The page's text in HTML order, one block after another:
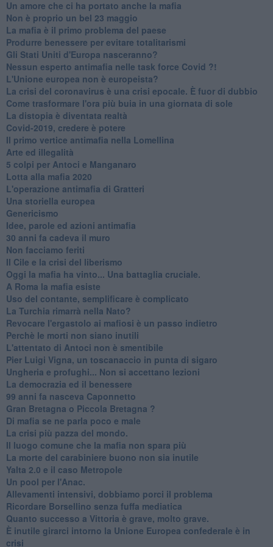
Un amore che ci ha portato anche la mafia
Non è proprio un bel 23 maggio
La mafia è il primo problema del paese
Produrre benessere per evitare totalitarismi
Gli Stati Uniti d'Europa nasceranno?
Nessun esperto antimafia nelle task force Covid ?!
L'Unione europea non è europeista?
La crisi del coronavirus è una crisi epocale. È fuor di dubbio
Come trasformare l'ora più buia in una giornata di sole
​La distopia è diventata realtà
Covid-2019, credere è potere
Il primo vertice antimafia nella Lomellina
Arte ed illegalità
​5 colpi per Antoci e Manganaro
Lotta alla mafia 2020
L'operazione antimafia di Gratteri
Una storiella europea
Genericismo
Idee, parole ed azioni antimafia
30 anni fa cadeva il muro
Non facciamo feriti
Il Cile e la crisi del liberismo
Oggi la mafia ha vinto... Una battaglia cruciale.
A Roma la mafia esiste
Uso del contante, semplificare è complicato
La Turchia rimarrà nella Nato?
Revocare l'ergastolo ai mafiosi è un passo indietro
Perchè le morti non siano inutili
L'attentato di Antoci non è smentibile
Pier Luigi Vigna, un toscanaccio in punta di sigaro
Ungheria e profughi... Non si accettano lezioni
La democrazia ed il benessere
99 anni fa nasceva Caponnetto
Gran Bretagna o Piccola Bretagna ?
Di mafia se ne parla poco e male
La crisi più pazza del mondo.
Il luogo comune che la mafia non spara più
La morte del carabiniere buono non sia inutile
Yalta 2.0 e il caso Metropole
​Un pool per l'Anac.
Allevamenti intensivi, dobbiamo porci il problema
Ricordare Borsellino senza fuffa mediatica
​Quanto successo a Vittoria è grave, molto grave.
​È inutile girarci intorno la Unione Europea confederale è in
crisi